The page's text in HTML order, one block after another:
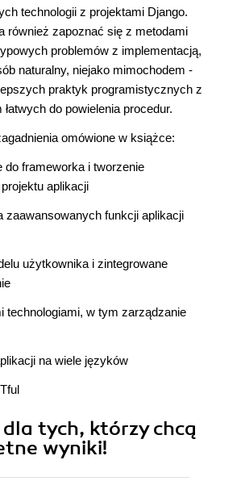
technologii z projektami Django.
również zapoznać się z metodami
problemów z implementacją,
naturalny, niejako mimochodem -
praktyk programistycznych z
do powielenia procedur.
omówione w książce:
do frameworka i tworzenie
aplikacji
zaawansowanych funkcji aplikacji
użytkownika i zintegrowane
technologiami, w tym zarządzanie
na wiele języków
tych, którzy chcą
wyniki!